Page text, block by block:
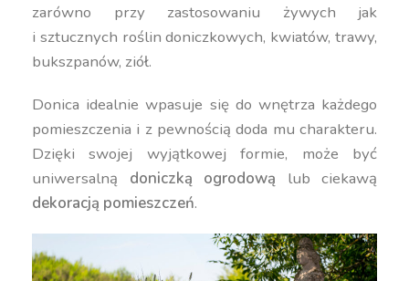
zarówno przy zastosowaniu żywych jak
i sztucznych roślin doniczkowych, kwiatów, trawy,
bukszpanów, ziół.
Donica idealnie wpasuje się do wnętrza każdego
pomieszczenia i z pewnością doda mu charakteru.
Dzięki swojej wyjątkowej formie, może być
uniwersalną doniczką ogrodową lub ciekawą
dekoracją pomieszczeń.